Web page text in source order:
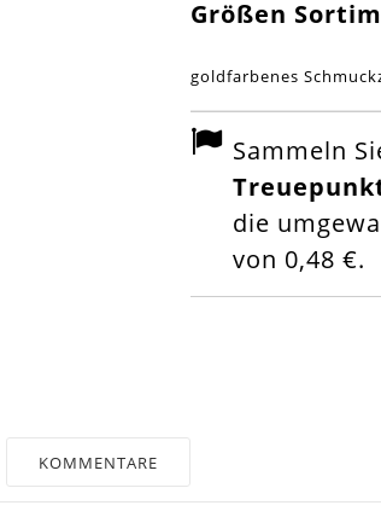
Größen
goldfarbenes
Sammeln
die
von 0,48 €.
KOMMENTARE